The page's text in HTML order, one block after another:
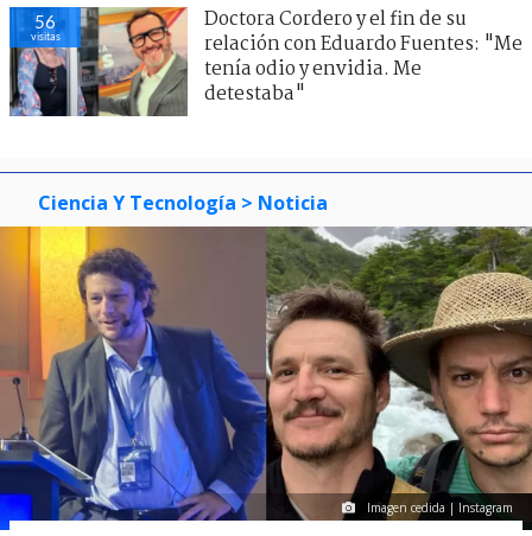
56
visitas
Doctora Cordero y el fin de su
relación con Eduardo Fuentes: "Me
tenía odio y envidia. Me
detestaba"
Ciencia Y Tecnología > Noticia
Imagen cedida | Instagram